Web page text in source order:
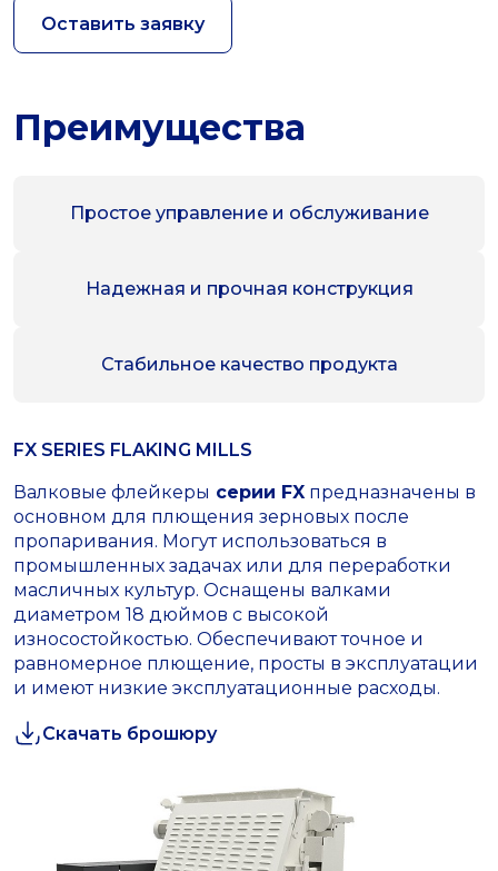
Оставить заявку
Преимущества
Простое управление и обслуживание
Надежная и прочная конструкция
Стабильное качество продукта
FX SERIES FLAKING MILLS
Валковые флейкеры серии FX предназначены в
основном для плющения зерновых после
пропаривания. Могут использоваться в
промышленных задачах или для переработки
масличных культур. Оснащены валками
диаметром 18 дюймов с высокой
износостойкостью. Обеспечивают точное и
равномерное плющение, просты в эксплуатации
и имеют низкие эксплуатационные расходы.
Скачать брошюру